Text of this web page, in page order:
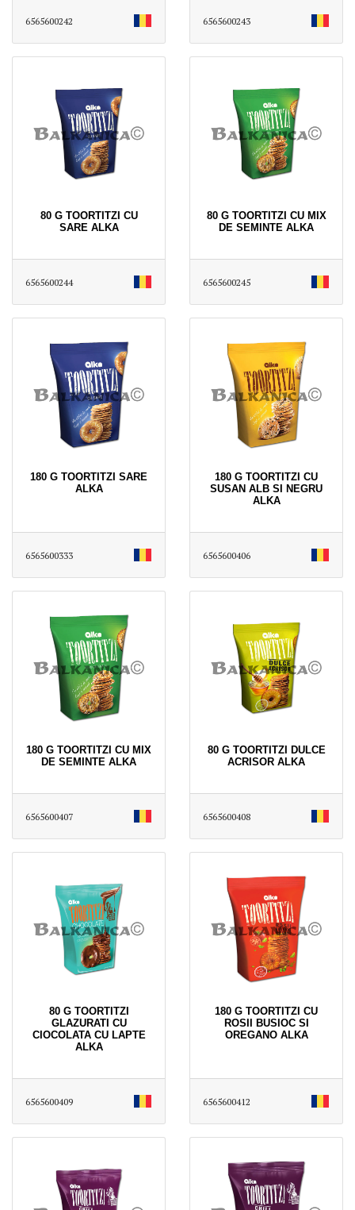
6565600242 6565600243
80 G TOORTITZI CU
SARE ALKA
6565600244
80 G TOORTITZI CU MIX
DE SEMINTE ALKA
6565600245
180 G TOORTITZI SARE
ALKA
6565600333
180 G TOORTITZI CU
SUSAN ALB SI NEGRU
ALKA
6565600406
180 G TOORTITZI CU MIX
DE SEMINTE ALKA
6565600407
80 G TOORTITZI DULCE
ACRISOR ALKA
6565600408
80 G TOORTITZI
GLAZURATI CU
CIOCOLATA CU LAPTE
ALKA
6565600409
180 G TOORTITZI CU
ROSII BUSIOC SI
OREGANO ALKA
6565600412